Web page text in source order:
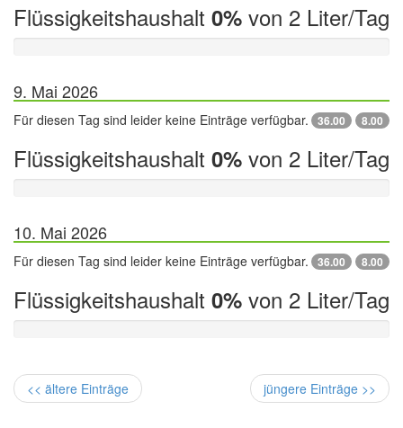
Flüssigkeitshaushalt 0% von 2 Liter/Tag
9. Mai 2026
36.00 8.00
Für diesen Tag sind leider keine Einträge verfügbar.
Flüssigkeitshaushalt 0% von 2 Liter/Tag
10. Mai 2026
36.00 8.00
Für diesen Tag sind leider keine Einträge verfügbar.
Flüssigkeitshaushalt 0% von 2 Liter/Tag
<< ältere Einträge jüngere Einträge >>